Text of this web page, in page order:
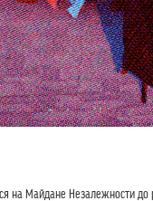
Майдане Незалежности до